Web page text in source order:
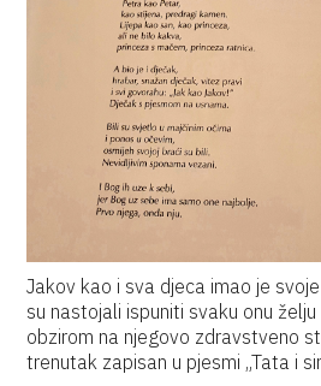
Jakov kao i sva djeca imao je
su nastojali ispuniti svaku onu
obzirom na njegovo zdravstveno
trenutak zapisan u pjesmi „Tata i